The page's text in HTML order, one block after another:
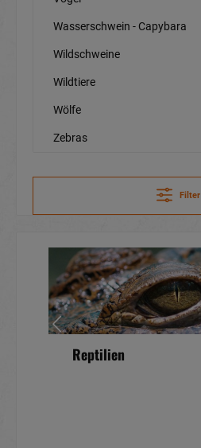
Wasserschwein - Capybara
Wildschweine
Wildtiere
Wölfe
Zebras
Filter
Reptilien